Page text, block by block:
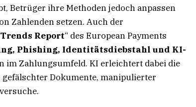
Betrüger ihre Methoden jedoch anpassen
Zahlenden setzen. Auch der
Report“ des European Payments
Phishing, Identitätsdiebstahl und KI-
im Zahlungsumfeld. KI erleichtert dabei die
Dokumente, manipulierter